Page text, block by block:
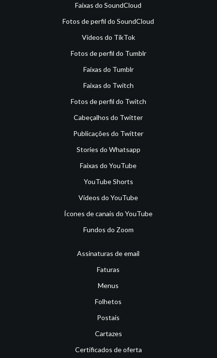
Faixas do SoundCloud
Fotos de perfil do SoundCloud
Vídeos do TikTok
Fotos de perfil do Tumblr
Faixas do Tumblr
Faixas do Twitch
Fotos de perfil do Twitch
Cabeçalhos do Twitter
Publicações do Twitter
Stories do Whatsapp
Faixas do YouTube
YouTube Shorts
Vídeos do YouTube
Ícones de canais do YouTube
Fundos do Zoom
Assinaturas de email
Faturas
Menus
Folhetos
Postais
Cartazes
Certificados de oferta